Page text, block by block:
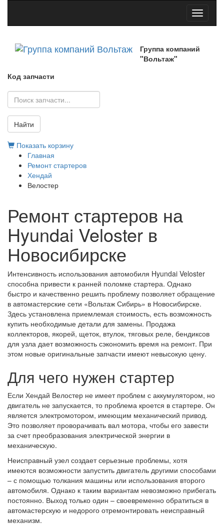
Toggle
Группа компаний
"Вольтаж"
Код запчасти
Найти
Показать корзину
Главная
Ремонт стартеров
Хендай
Велостер
Ремонт стартеров на
Hyundai Veloster в
Новосибирске
Интенсивность использования автомобиля Hyundai Veloster
способна привести к ранней поломке стартера. Однако
быстро и качественно решить проблему позволяет обращение
в автомастерские сети «Вольтаж Сибирь» в Новосибирске.
Здесь установлена приемлемая стоимость, есть возможность
купить необходимые детали для замены. Продажа
коллекторов, якорей, щеток, втулок, тяговых реле, бендиксов
для узла дает возможность сэкономить время на ремонт. При
этом новые оригинальные запчасти имеют невысокую цену.
Для чего нужен стартер
Если Хендай Велостер не имеет проблем с аккумулятором, но
двигатель не запускается, то проблема кроется в стартере. Он
является электромотором, имеющим механический привод.
Это позволяет проворачивать вал мотора, чтобы его завести
за счет преобразования электрической энергии в
механическую.
Неисправный узел создает серьезные проблемы, хотя
имеются возможности запустить двигатель другими способами
– с помощью толкания машины или использования второго
автомобиля. Однако к таким вариантам невозможно прибегать
постоянно. Выход только один – своевременно обратиться в
автомастерскую и недорого отремонтировать неисправный
механизм.